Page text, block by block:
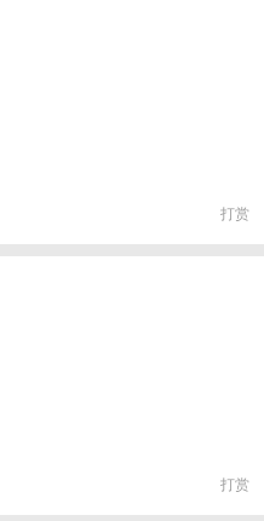
打赏
打赏